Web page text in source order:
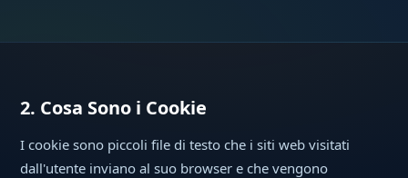
2. Cosa Sono i Cookie
I cookie sono piccoli file di testo che i siti web visitati
dall'utente inviano al suo browser e che vengono